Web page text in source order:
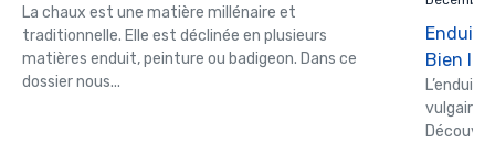
La chaux est une matière millénaire et
traditionnelle. Elle est déclinée en plusieurs
matières enduit, peinture ou badigeon. Dans ce
dossier nous...
Enduit
Bien le
L’enduit
vulgaire